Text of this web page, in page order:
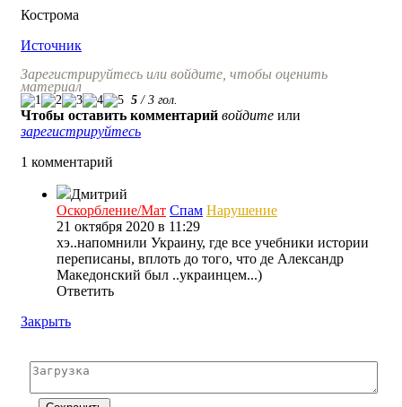
Кострома
Источник
Зарегистрируйтесь или войдите, чтобы оценить
материал
5 / 3 гол.
Чтобы оставить комментарий войдите или
зарегистрируйтесь
1 комментарий
Дмитрий
Оскорбление/Мат Спам Нарушение
21 октября 2020 в 11:29
хэ..напомнили Украину, где все учебники истории
переписаны, вплоть до того, что де Александр
Македонский был ..украинцем...)
Ответить
Закрыть